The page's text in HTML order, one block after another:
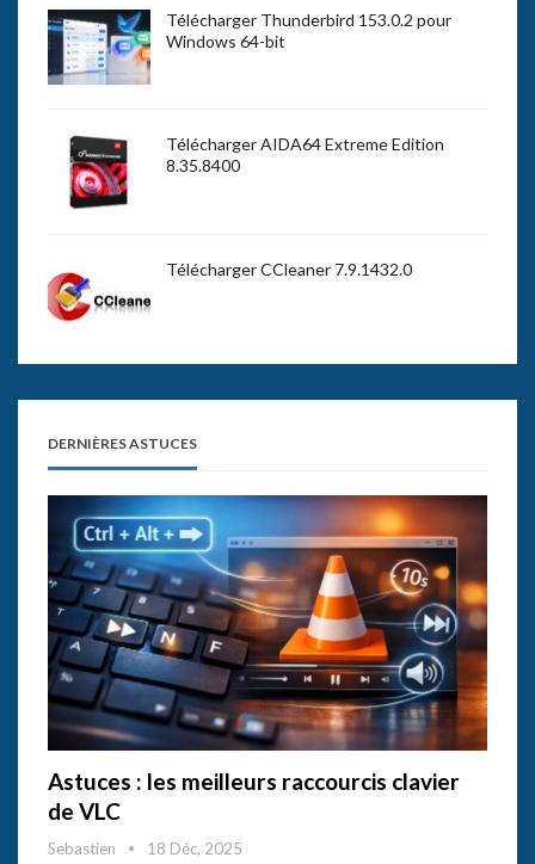
Télécharger Thunderbird 153.0.2 pour
Windows 64-bit
Télécharger AIDA64 Extreme Edition
8.35.8400
Télécharger CCleaner 7.9.1432.0
DERNIÈRES ASTUCES
Astuces : les meilleurs raccourcis clavier
de VLC
Sebastien 18 Déc, 2025